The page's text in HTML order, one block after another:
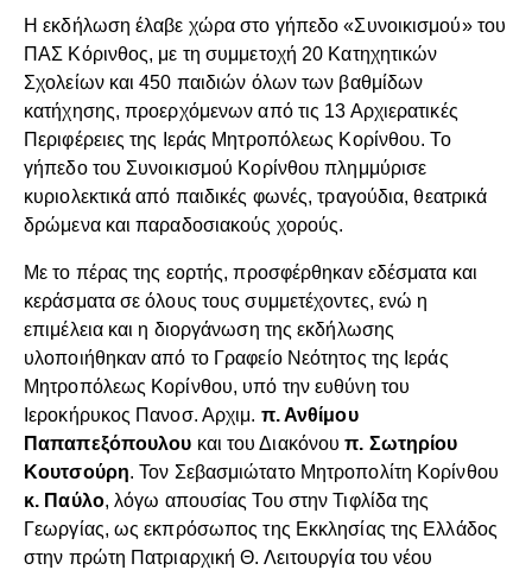
Η εκδήλωση έλαβε χώρα στο γήπεδο «Συνοικισμού» του
ΠΑΣ Κόρινθος, με τη συμμετοχή 20 Κατηχητικών
Σχολείων και 450 παιδιών όλων των βαθμίδων
κατήχησης, προερχόμενων από τις 13 Αρχιερατικές
Περιφέρειες της Ιεράς Μητροπόλεως Κορίνθου. Το
γήπεδο του Συνοικισμού Κορίνθου πλημμύρισε
κυριολεκτικά από παιδικές φωνές, τραγούδια, θεατρικά
δρώμενα και παραδοσιακούς χορούς.
Με το πέρας της εορτής, προσφέρθηκαν εδέσματα και
κεράσματα σε όλους τους συμμετέχοντες, ενώ η
επιμέλεια και η διοργάνωση της εκδήλωσης
υλοποιήθηκαν από το Γραφείο Νεότητος της Ιεράς
Μητροπόλεως Κορίνθου, υπό την ευθύνη του
Ιεροκήρυκος Πανοσ. Αρχιμ. π. Ανθίμου
Παπαπεξόπουλου και του Διακόνουπ. Σωτηρίου
Κουτσούρη. Τον Σεβασμιώτατο Μητροπολίτη Κορίνθου
κ. Παύλο, λόγω απουσίας Του στην Τιφλίδα της
Γεωργίας, ως εκπρόσωπος της Εκκλησίας της Ελλάδος
στην πρώτη Πατριαρχική Θ. Λειτουργία του νέου